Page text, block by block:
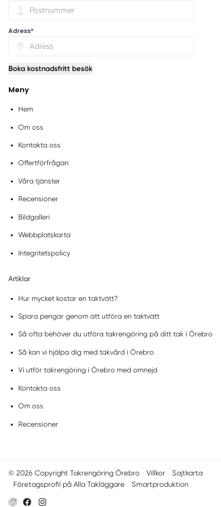
Adress*
Boka kostnadsfritt besök
Meny
Hem
Om oss
Kontakta oss
Offertförfrågan
Våra tjänster
Recensioner
Bildgalleri
Webbplatskarta
Integritetspolicy
Artiklar
Hur mycket kostar en taktvätt?
Spara pengar genom att utföra en taktvätt
Så ofta behöver du utföra takrengöring på ditt tak i Örebro
Så kan vi hjälpa dig med takvård i Örebro
Vi utför takrengöring i Örebro med omnejd
Kontakta oss
Om oss
Recensioner
© 2026 Copyright Takrengöring Örebro Villkor
Sajtkarta
Företagsprofil på Alla Takläggare
Smartproduktion
FacebookInstagram